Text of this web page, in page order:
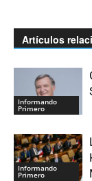
Artículos
Informando
Primero
Informando
Primero